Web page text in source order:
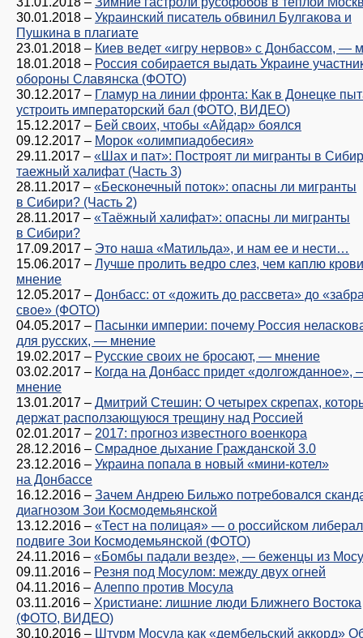
30.01.2018 – Украинский писатель обвинил Булгакова и
Пушкина в плагиате
23.01.2018 – Киев ведет «игру нервов» с Донбассом, —
18.01.2018 – Россия собирается выдать Украине
обороны Славянска (ФОТО)
30.12.2017 – Гламур на линии фронта: Как в Донецке
устроить императорский бал (ФОТО, ВИДЕО)
15.12.2017 – Бей своих, чтобы «Айдар» боялся
09.12.2017 – Морок «олимпиадобесия»
29.11.2017 – «Шах и пат»: Построят ли мигранты в
таежный халифат (Часть 3)
28.11.2017 – «Бесконечный поток»: опасны ли мигранты
в Сибири? (Часть 2)
28.11.2017 – «Таёжный халифат»: опасны ли мигранты
в Сибири?
17.09.2017 – Это наша «Матильда», и нам ее и нести…
15.06.2017 – Лучше пролить ведро слез, чем каплю
мнение
12.05.2017 – Донбасс: от «дожить до рассвета» до
свое» (ФОТО)
04.05.2017 – Пасынки империи: почему Россия
для русских, — мнение
19.02.2017 – Русские своих не бросают, — мнение
03.02.2017 – Когда на Донбасс придет «долгожданное»,
мнение
13.01.2017 – Дмитрий Стешин: О четырех скрепах,
держат расползающуюся трещину над Россией
02.01.2017 – 2017: прогноз известного военкора
28.12.2016 – Смрадное дыхание Гражданской 3.0
23.12.2016 – Украина попала в новый «мини-котел»
на Донбассе
16.12.2016 – Зачем Андрею Бильжо потребовался
диагнозом Зои Космодемьянской
13.12.2016 – «Тест на полицая» — о российском
подвиге Зои Космодемьянской (ФОТО)
24.11.2016 – «Бомбы падали везде», — беженцы из
09.11.2016 – Резня под Мосулом: между двух огней
04.11.2016 – Алеппо против Мосула
03.11.2016 – Христиане: лишние люди Ближнего Востока
(ФОТО, ВИДЕО)
30.10.2016 – Штурм Мосула как «дембельский аккорд»